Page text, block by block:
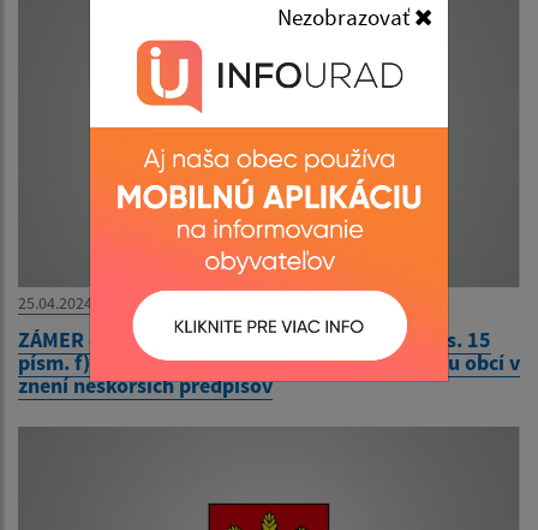
25.04.2024
ZÁMER odpredať časť pozemku podľa § 9a ods. 15
písm. f) zákona SNR č. 138/1991 Zb. o majetku obcí v
znení neskorších predpisov
Nezobrazovať